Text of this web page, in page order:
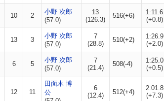
10 2
小野 次郎
(57.0)
13
(126.3)
516(+6)
1:11.6
(+0.8)
13 3
小野 次郎
(57.0)
7
(28.8)
510(+2)
1:26.9
(+2.0)
6 5
小野 次郎
(57.0)
7
(21.4)
508(-4)
1:25.0
(+0.5)
12 11
田面木 博
公
6
(12.4)
512(+4)
2:01.8
(+7.3)